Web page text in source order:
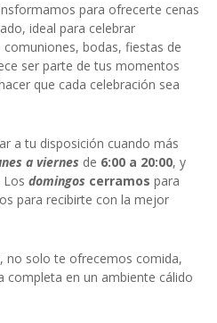
para ofrecerte cenas
ideal para celebrar
bodas, fiestas de
ser parte de tus momentos
que cada celebración sea
a tu disposición cuando más
a viernes de 6:00 a 20:00, y
Los domingos cerramos para
para recibirte con la mejor
no solo te ofrecemos comida,
completa en un ambiente cálido